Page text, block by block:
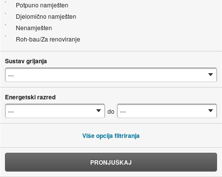
Potpuno namješten
Djelomično namješten
Nenamješten
Roh-bau/Za renoviranje
Sustav grijanja
Energetski razred
do
Više opcija filtriranja
PRONJUŠKAJ